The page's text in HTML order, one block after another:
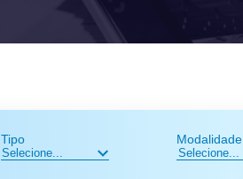
Tipo Modalidade